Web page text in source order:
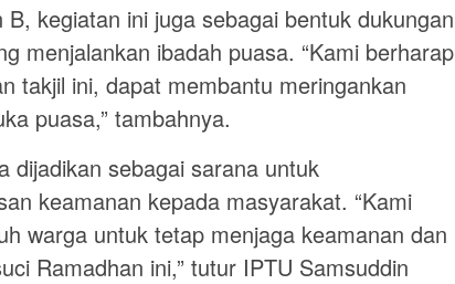
kegiatan ini juga sebagai bentuk dukungan
menjalankan ibadah puasa. “Kami berharap
takjil ini, dapat membantu meringankan
puasa,” tambahnya.
dijadikan sebagai sarana untuk
keamanan kepada masyarakat. “Kami
warga untuk tetap menjaga keamanan dan
Ramadhan ini,” tutur IPTU Samsuddin